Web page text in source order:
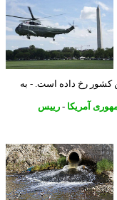
رخ داده است. - به
آمریکا- رییس